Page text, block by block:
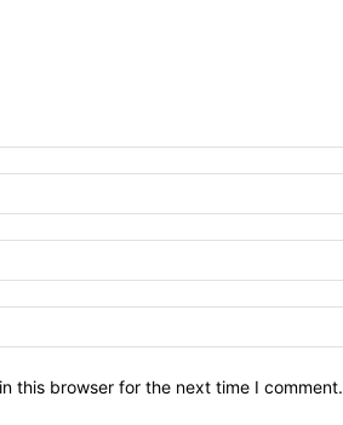
this browser for the next time I comment.